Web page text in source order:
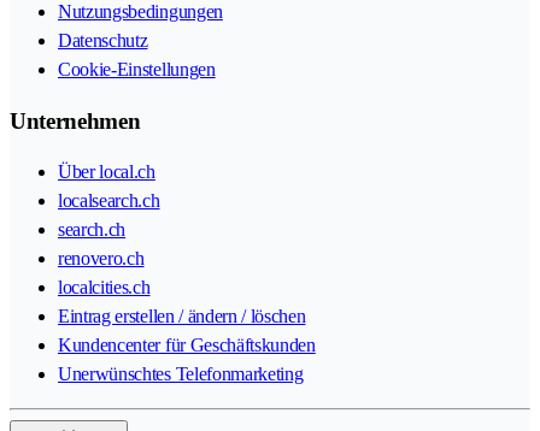
Nutzungsbedingungen
Datenschutz
Cookie-Einstellungen
Unternehmen
Über local.ch
localsearch.ch
search.ch
renovero.ch
localcities.ch
Eintrag erstellen / ändern / löschen
Kundencenter für Geschäftskunden
Unerwünschtes Telefonmarketing